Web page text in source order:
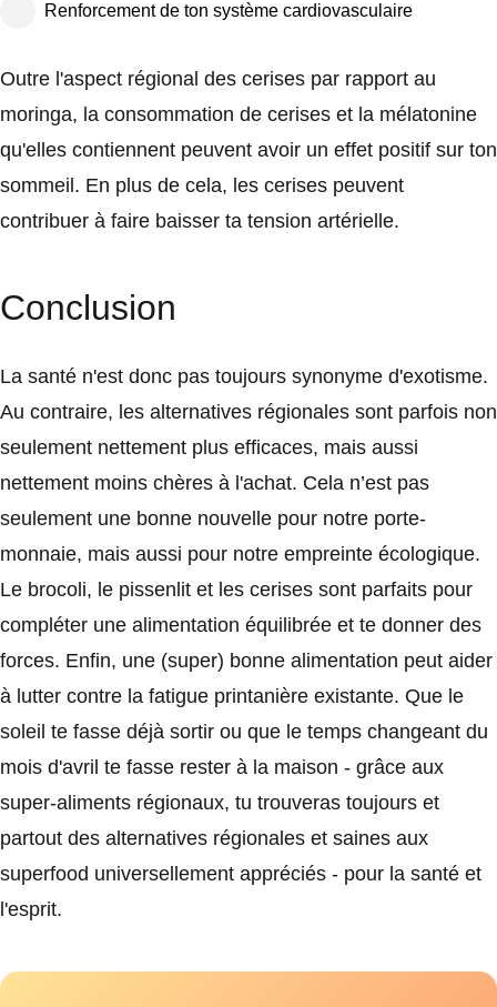
Renforcement de ton système cardiovasculaire
Outre l'aspect régional des cerises par rapport au
moringa, la consommation de cerises et la mélatonine
qu'elles contiennent peuvent avoir un effet positif sur ton
sommeil. En plus de cela, les cerises peuvent
contribuer à faire baisser ta tension artérielle.
Conclusion
La santé n'est donc pas toujours synonyme d'exotisme.
Au contraire, les alternatives régionales sont parfois non
seulement nettement plus efficaces, mais aussi
nettement moins chères à l'achat. Cela n’est pas
seulement une bonne nouvelle pour notre porte-
monnaie, mais aussi pour notre empreinte écologique.
Le brocoli, le pissenlit et les cerises sont parfaits pour
compléter une alimentation équilibrée et te donner des
forces. Enfin, une (super) bonne alimentation peut aider
à lutter contre la fatigue printanière existante. Que le
soleil te fasse déjà sortir ou que le temps changeant du
mois d'avril te fasse rester à la maison - grâce aux
super-aliments régionaux, tu trouveras toujours et
partout des alternatives régionales et saines aux
superfood universellement appréciés - pour la santé et
l'esprit.